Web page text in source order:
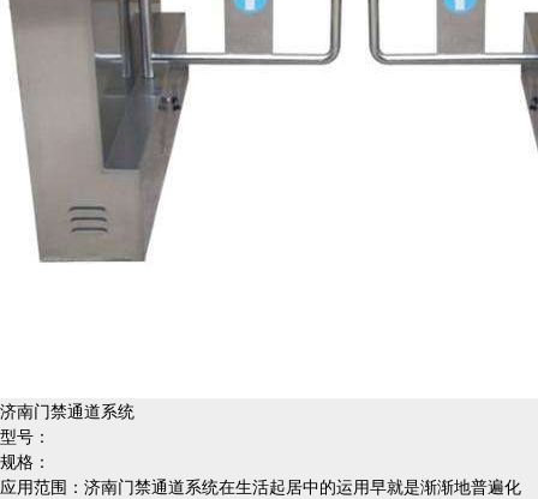
济南门禁通道系统
型号：
规格：
应用范围：济南门禁通道系统在生活起居中的运用早就是渐渐地普遍化